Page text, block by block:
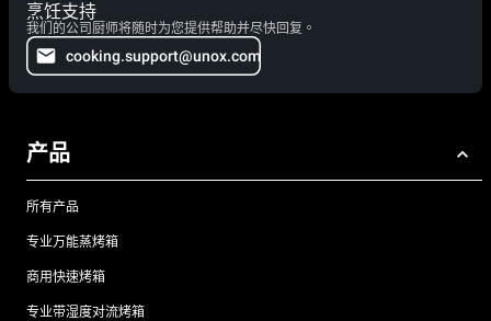
烹饪支持
我们的公司厨师将随时为您提供帮助并尽快回复。
cooking.support@unox.com
产品
所有产品
专业万能蒸烤箱
商用快速烤箱
专业带湿度对流烤箱